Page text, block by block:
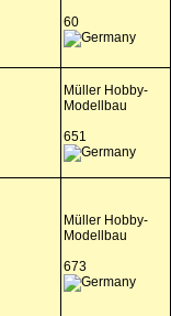
60
Müller Hobby-
Modellbau
651
Müller Hobby-
Modellbau
673